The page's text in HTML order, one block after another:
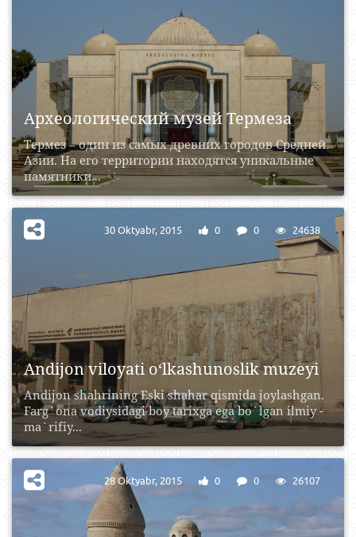
Археологический музей Термеза
Термез – один из самых древних городов Средней
Азии. На его территории находятся уникальные
памятники...
Andijon viloyati o‘lkashunoslik muzeyi
Andijon shahrining Eski shahar qismida joylashgan.
Farg`ona vodiysidagi boy tarixga ega bo`lgan ilmiy -
ma`rifiy...
30 Oktyabr, 2015 0 0 24638
28 Oktyabr, 2015 0 0 26107